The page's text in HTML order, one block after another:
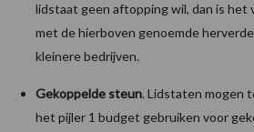
lidstaat geen aftopping wil, dan is het
met de hierboven genoemde
kleinere bedrijven.
Gekoppelde steun. Lidstaten mogen
het pijler 1 budget gebruiken voor